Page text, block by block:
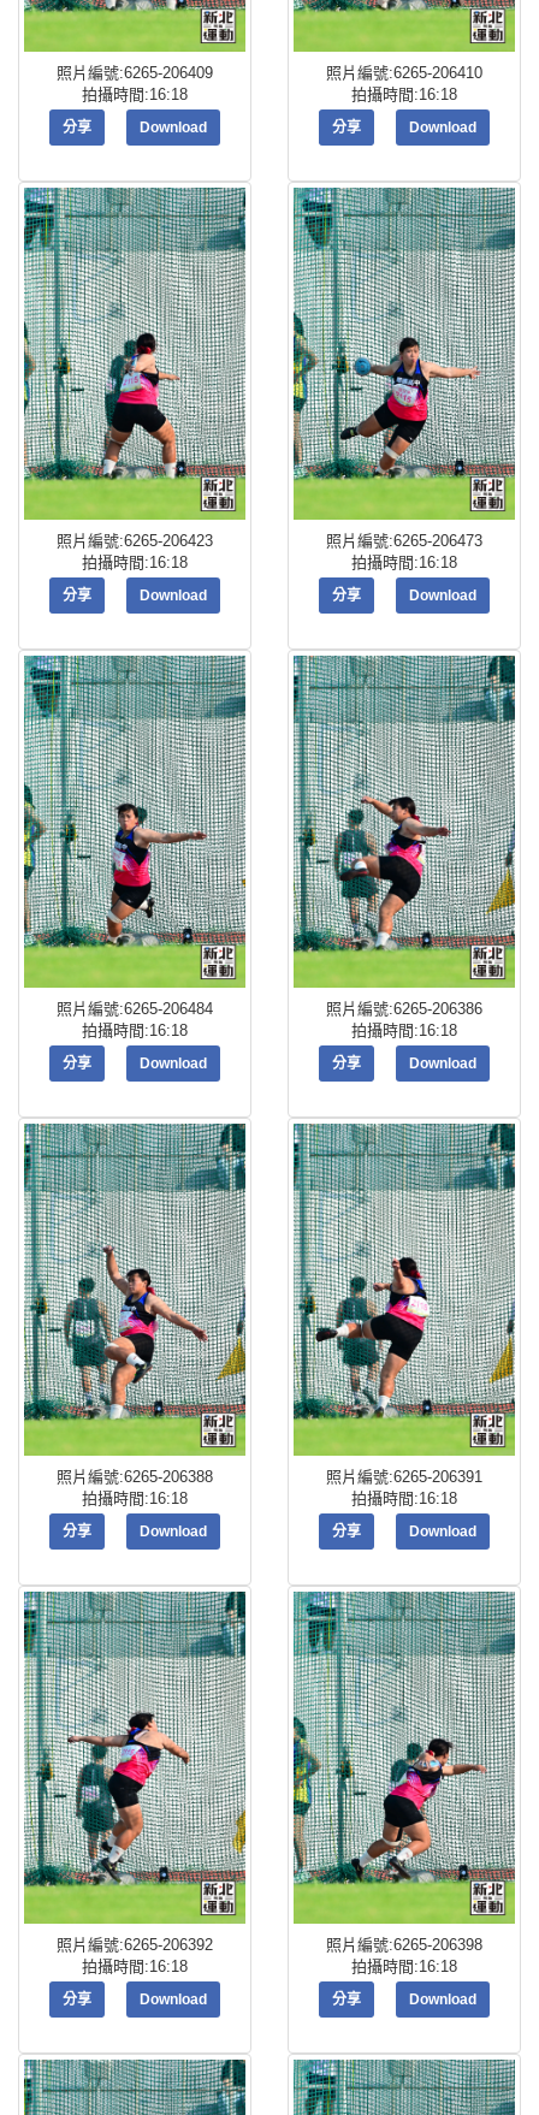
照片編號:6265-206409
拍攝時間:16:18
分享 Download
照片編號:6265-206410
拍攝時間:16:18
分享 Download
照片編號:6265-206423
拍攝時間:16:18
分享 Download
照片編號:6265-206473
拍攝時間:16:18
分享 Download
照片編號:6265-206484
拍攝時間:16:18
分享 Download
照片編號:6265-206386
拍攝時間:16:18
分享 Download
照片編號:6265-206388
拍攝時間:16:18
分享 Download
照片編號:6265-206391
拍攝時間:16:18
分享 Download
照片編號:6265-206392
拍攝時間:16:18
分享 Download
照片編號:6265-206398
拍攝時間:16:18
分享 Download